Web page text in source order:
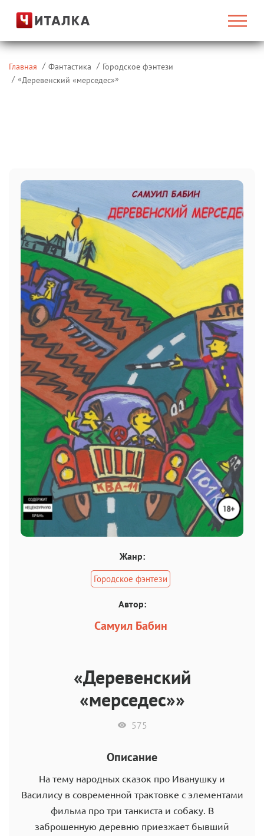
Главная Фантастика
Городское фэнтези
«Деревенский «мерседес»»
Жанр:
Городское фэнтези
Автор:
Самуил Бабин
«Деревенский
«мерседес»»
575
Описание
На тему народных сказок про Иванушку и
Василису в современной трактовке с элементами
фильма про три танкиста и собаку. В
заброшенную деревню приезжает бывший